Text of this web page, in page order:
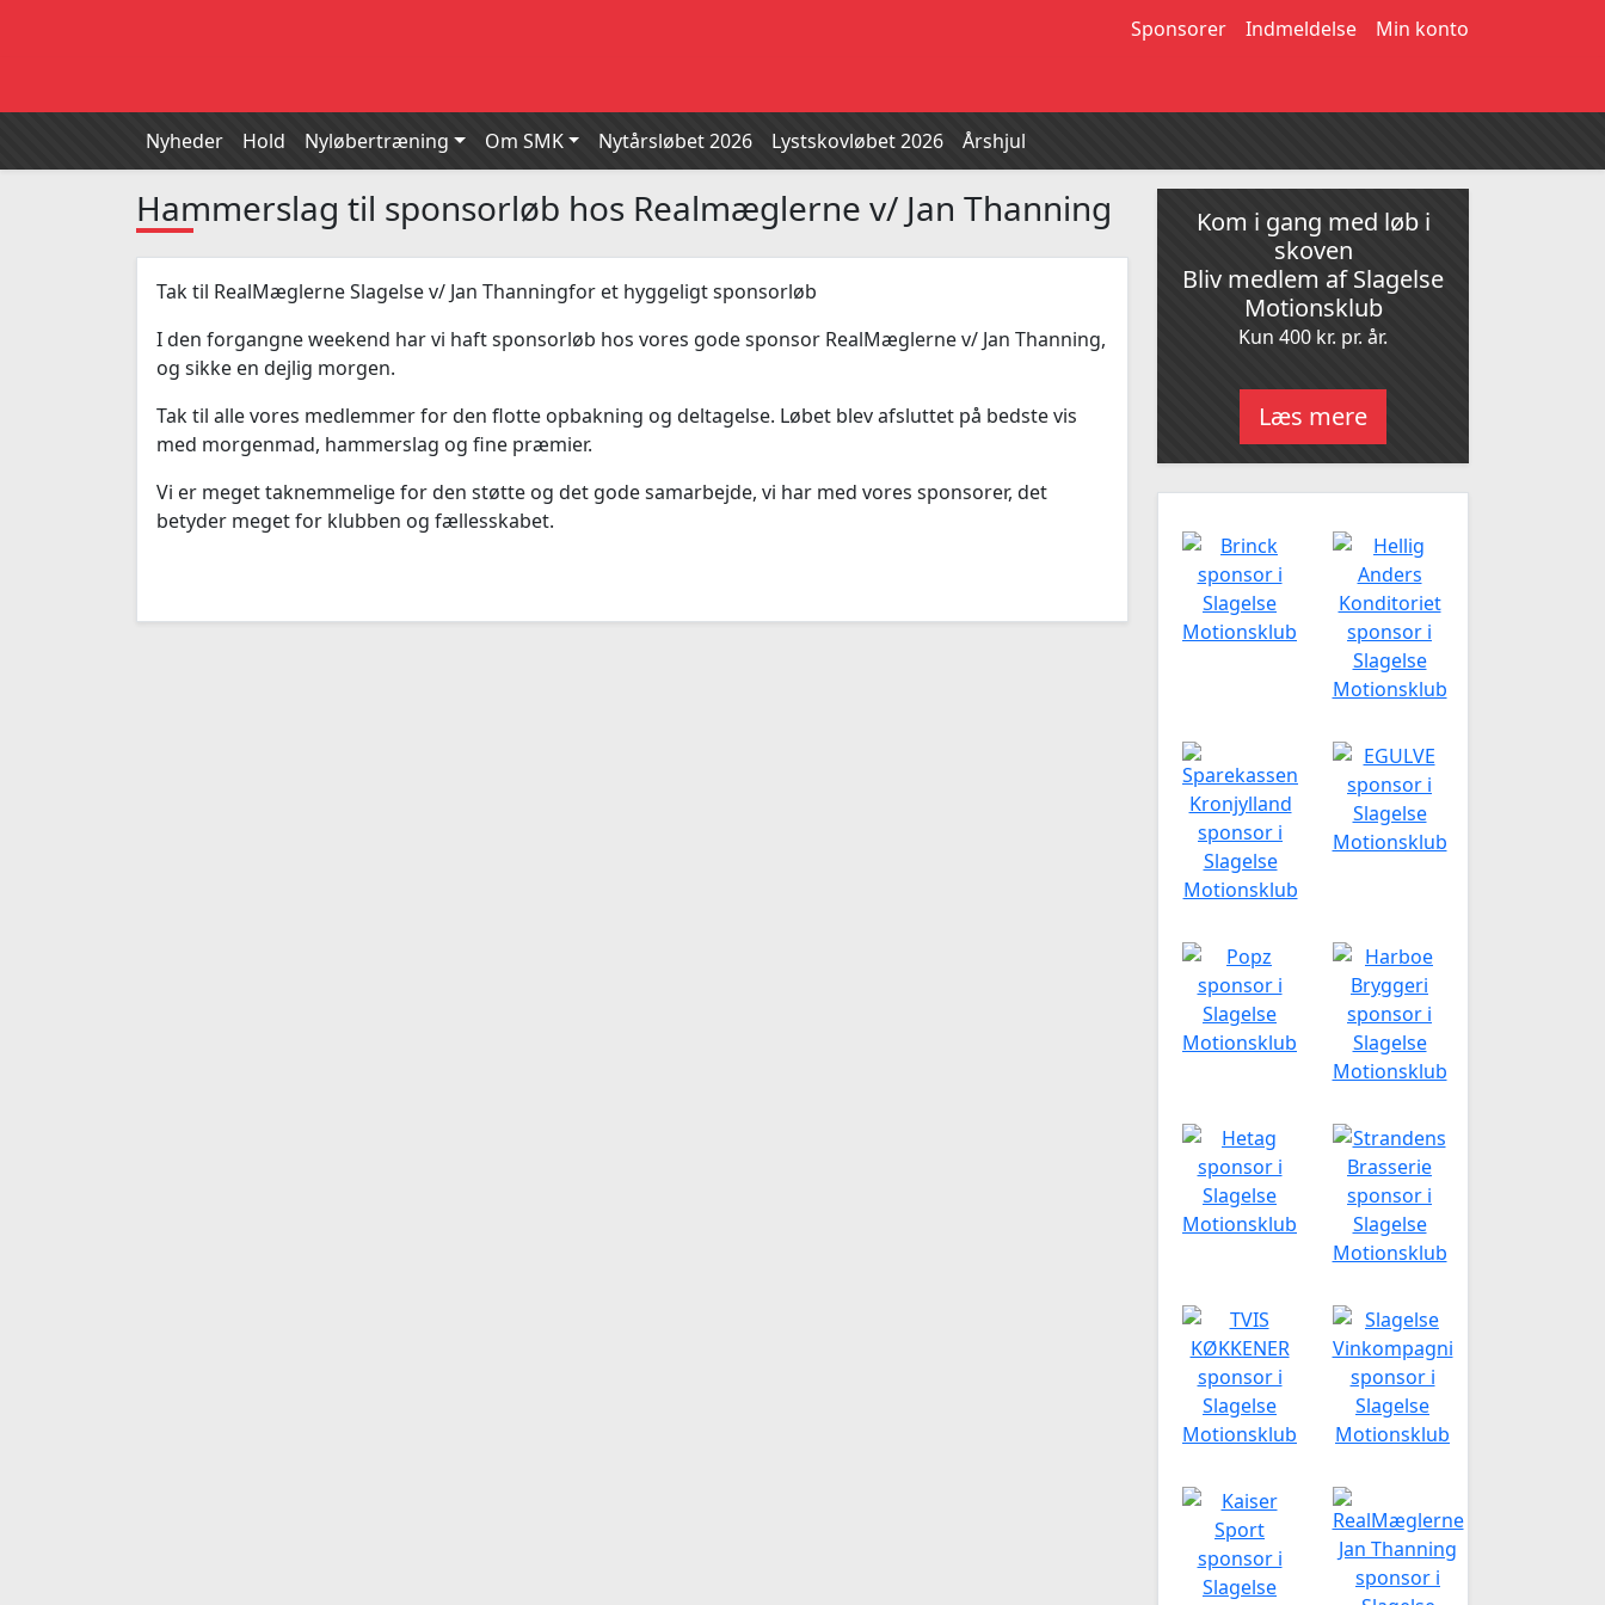
Sponsorer Indmeldelse Min konto
Nyheder Hold Nyløbertræning Om SMK Nytårsløbet 2026 Lystskovløbet 2026 Årshjul
Hammerslag til sponsorløb hos Realmæglerne v/ Jan Thanning
Tak til RealMæglerne Slagelse v/ Jan Thanningfor et hyggeligt sponsorløb
I den forgangne weekend har vi haft sponsorløb hos vores gode sponsor RealMæglerne v/ Jan Thanning,
og sikke en dejlig morgen.
Tak til alle vores medlemmer for den flotte opbakning og deltagelse. Løbet blev afsluttet på bedste vis
med morgenmad, hammerslag og fine præmier.
Vi er meget taknemmelige for den støtte og det gode samarbejde, vi har med vores sponsorer, det
betyder meget for klubben og fællesskabet.
Kom i gang med løb i
skoven
Bliv medlem af Slagelse
Motionsklub
Kun 400 kr. pr. år.
Læs mere